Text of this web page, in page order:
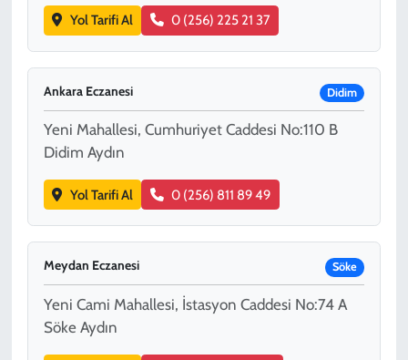
Yol Tarifi Al 0 (256) 225 21 37
Ankara Eczanesi Didim
Yeni Mahallesi, Cumhuriyet Caddesi No:110 B
Didim Aydın
Yol Tarifi Al 0 (256) 811 89 49
Meydan Eczanesi Söke
Yeni Cami Mahallesi, İstasyon Caddesi No:74 A
Söke Aydın